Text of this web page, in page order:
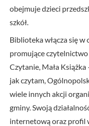
obejmuje dzieci
szkół.
Biblioteka włącza się
promujące
Czytanie, Mała
jak czytam,
wiele innych akcji
gminy. Swoją
internetową oraz profil